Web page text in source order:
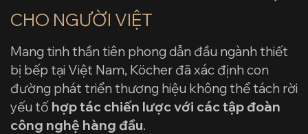
CHO NGƯỜI VIỆT
Mang tinh thần tiên phong dẫn đầu ngành thiết
bị bếp tại Việt Nam, Köcher đã xác định con
đường phát triển thương hiệu không thể tách rời
yếu tố hợp tác chiến lược với các tập đoàn
công nghệ hàng đầu.